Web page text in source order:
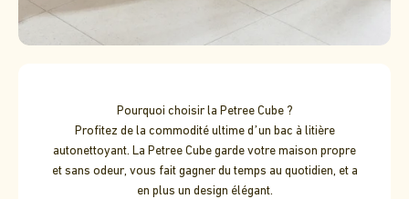
Pourquoi choisir la Petree Cube ?
Profitez de la commodité ultime d’un bac à litière
autonettoyant. La Petree Cube garde votre maison propre
et sans odeur, vous fait gagner du temps au quotidien, et a
en plus un design élégant.